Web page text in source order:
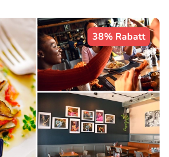
38% Rabatt